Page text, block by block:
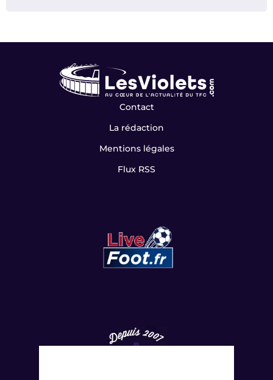
Contact
La rédaction
Mentions légales
Flux RSS